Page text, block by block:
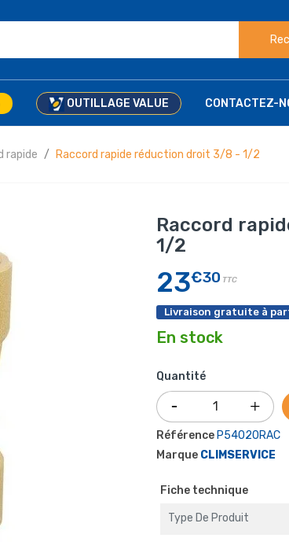
OUTILLAGE VALUE CONTACTEZ-
rapide Raccord rapide réduction droit 3/8 - 1/2
Raccord
1/2
23€30 TTC
Livraison gratuite à
En stock
Quantité
Référence P54020RAC
Marque CLIMSERVICE
Fiche technique
Type De Produit